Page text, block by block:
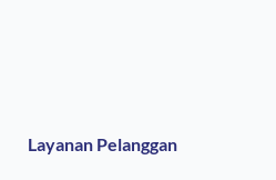
Layanan Pelanggan